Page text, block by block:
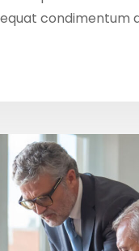
condimentum